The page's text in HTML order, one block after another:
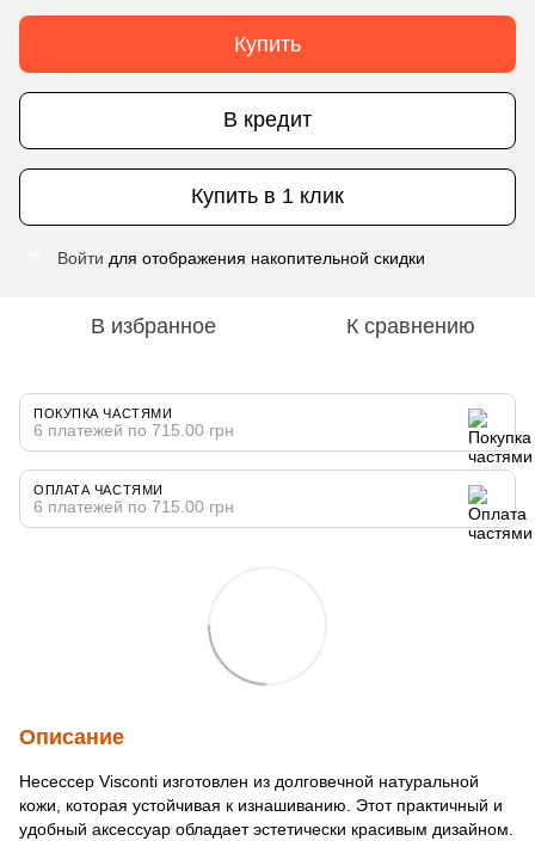
Купить
В кредит
Купить в 1 клик
Войти для отображения накопительной скидки
В избранное К сравнению
ПОКУПКА ЧАСТЯМИ
6 платежей по 715.00 грн
ОПЛАТА ЧАСТЯМИ
6 платежей по 715.00 грн
Описание
Несессер Visconti изготовлен из долговечной натуральной
кожи, которая устойчивая к изнашиванию. Этот практичный и
удобный аксессуар обладает эстетически красивым дизайном.